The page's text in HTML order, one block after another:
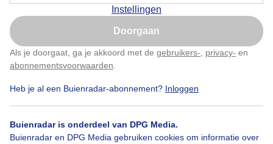
Instellingen
Doorgaan
Als je doorgaat, ga je akkoord met de gebruikers- privacy- en
abonnementsvoorwaarden
Heb je al een Buienradar-abonnement? Inloggen
Buienradar is onderdeel van DPG Media.
Buienradar en DPG Media gebruiken cookies om informatie over
komt met bakken uit de lucht. De planten vinden het
heerlijk, alleen de stekjes in de bak zijn 'waterplant'
aan het worden..... De treurwilg spiegelt zich in de
kletsnatte tegels
Spiegeltegels Herfst Regen
Nu niet, misschien later
Klik hierom dit aan te passen